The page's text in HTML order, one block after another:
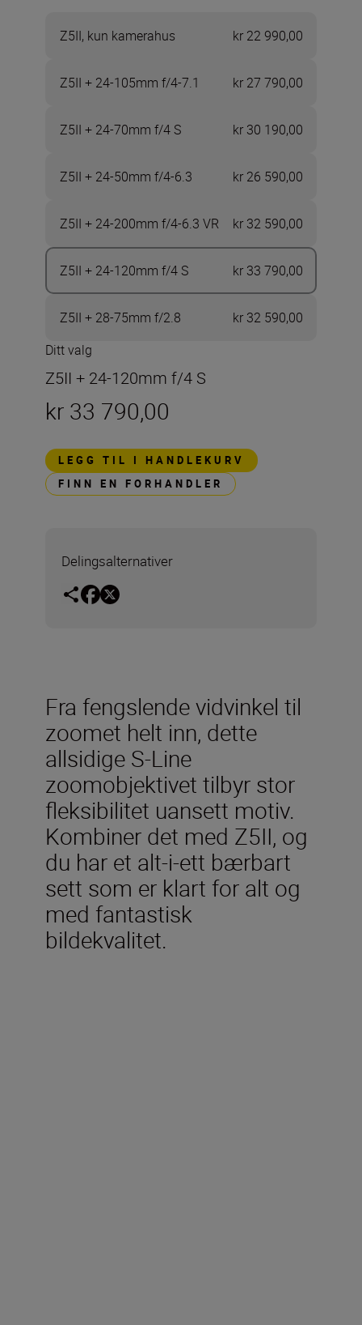
Z5II, kun kamerahus kr 22 990,00
Z5II + 24-105mm f/4-7.1 kr 27 790,00
Z5II + 24-70mm f/4 S kr 30 190,00
Z5II + 24-50mm f/4-6.3 kr 26 590,00
Z5II + 24-200mm f/4-6.3 VR kr 32 590,00
Z5II + 24-120mm f/4 S kr 33 790,00
Z5II + 28-75mm f/2.8
kr 32 590,00
Ditt valg
Z5II + 24-120mm f/4 S
kr 33 790,00
LEGG TIL I HANDLEKURV
FINN EN FORHANDLER
Delingsalternativer
Fra fengslende vidvinkel til
zoomet helt inn, dette
allsidige S-Line
zoomobjektivet tilbyr stor
fleksibilitet uansett motiv.
Kombiner det med Z5II, og
du har et alt-i-ett bærbart
sett som er klart for alt og
med fantastisk
bildekvalitet.